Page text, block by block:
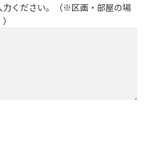
ください。（※区画・部屋の場